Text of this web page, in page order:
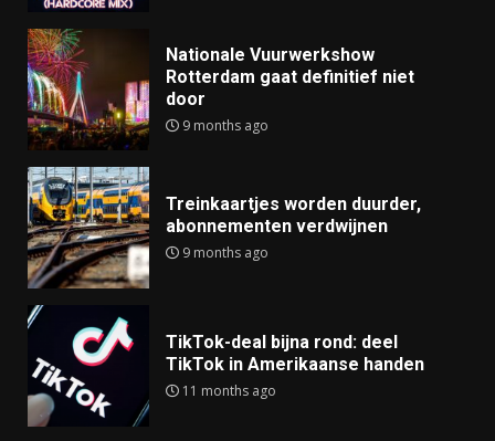
Nationale Vuurwerkshow
Rotterdam gaat definitief niet
door
9 months ago
Treinkaartjes worden duurder,
abonnementen verdwijnen
9 months ago
TikTok-deal bijna rond: deel
TikTok in Amerikaanse handen
11 months ago